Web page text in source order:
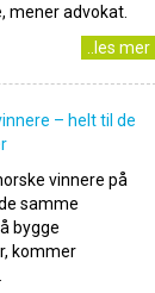
mener advokat.
..les mer
– helt til de
vinnere på
samme
bygge
kommer